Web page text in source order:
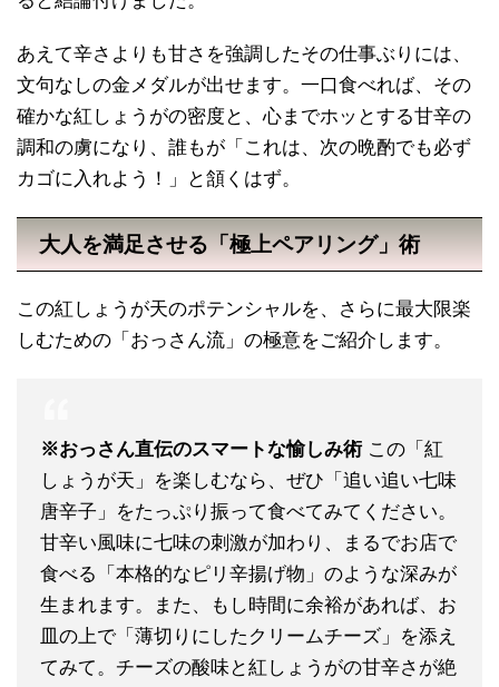
あえて辛さよりも甘さを強調したその仕事ぶりには、
文句なしの金メダルが出せます。一口食べれば、その
確かな紅しょうがの密度と、心までホッとする甘辛の
調和の虜になり、誰もが「これは、次の晩酌でも必ず
カゴに入れよう！」と頷くはず。
大人を満足させる「極上ペアリング」術
この紅しょうが天のポテンシャルを、さらに最大限楽
しむための「おっさん流」の極意をご紹介します。
※おっさん直伝のスマートな愉しみ術この「紅
しょうが天」を楽しむなら、ぜひ「追い追い七味
唐辛子」をたっぷり振って食べてみてください。
甘辛い風味に七味の刺激が加わり、まるでお店で
食べる「本格的なピリ辛揚げ物」のような深みが
生まれます。また、もし時間に余裕があれば、お
皿の上で「薄切りにしたクリームチーズ」を添え
てみて。チーズの酸味と紅しょうがの甘辛さが絶